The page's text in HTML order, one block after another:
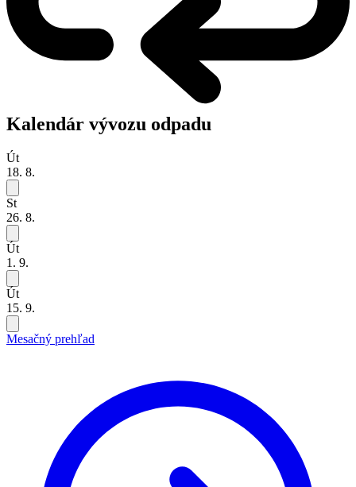
Kalendár vývozu odpadu
Út
18. 8.
St
26. 8.
Út
1. 9.
Út
15. 9.
Mesačný prehľad